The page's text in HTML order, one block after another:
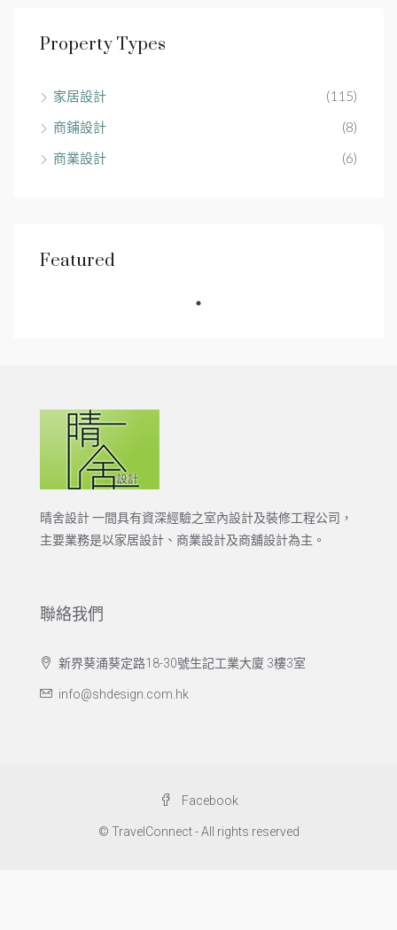
Property Types
家居設計
(115)
商鋪設計
(8)
商業設計
(6)
Featured
晴舍設計 一間具有資深經驗之室內設計及裝修工程公司，
主要業務是以家居設計、商業設計及商舖設計為主。
聯絡我們
新界葵涌葵定路18-30號生記工業大廈 3樓3室
info@shdesign.com.hk
Facebook
© TravelConnect - All rights reserved